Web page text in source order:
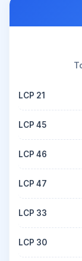
LCP 21
LCP 45
LCP 46
LCP 47
LCP 33
LCP 30